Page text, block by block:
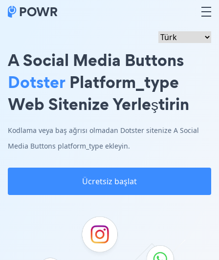
A Social Media Buttons
Dotster Platform_type
Web Sitenize Yerleştirin
Kodlama veya baş ağrısı olmadan Dotster sitenize A Social
Media Buttons platform_type ekleyin.
Ücretsiz başlat